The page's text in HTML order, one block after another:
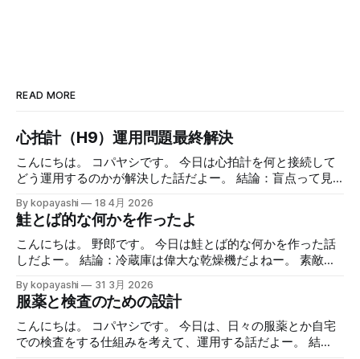
READ MORE
心拍計（H9）運用問題最終解決
こんにちは。 コパヤシです。 今日は心拍計を何と接続して
どう運用するのかが解決した話だよー。 結論：盲点って見
ップルウォッチとiPhoneをPolar H9って心拍数計と組み合わ
せてのランニングの日々を時々書いています。心拍数計の値
を見ながら走ること自体は慣れてきたし、面白くやっていま
す。全体として不満はありません。 心拍数計はiPhoneと
て、アップルウォッチの心拍数計は（たぶん）少し遅延があ
るのでそれを見越しての使用、って使い分けをしています。
ただ、やっぱりちょっと不満というか、アップルウォッチで
H9の値を見れないのって不便だよなーって思ってました。
By kopayashi 18 4月 2026
鮭とば的な何かを作ったよ
こんにちは。 野郎です。 今日は鮭とば的な何かを作った話
しだよー。 結論：冷蔵庫は偉大な乾燥機だよねー。 素敵な
ないのですが、たまに行きますと見切られているものなどあ
り、ついつい買ってしまいます。 なかでもサーモンの切り
身が半額になっていると鮭とば的な何かを作りたくなって買
ってしまいます。 鮭とば的な何かの作り方 作り方： 1. サー
By kopayashi 31 3月 2026
服薬と検査のための設計
こんにちは。 コパヤシです。 今日は、日々の服薬とか自宅
での検査をする仕組みを考えて、運用する話だよー。 結